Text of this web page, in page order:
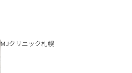
MJクリニック札幌